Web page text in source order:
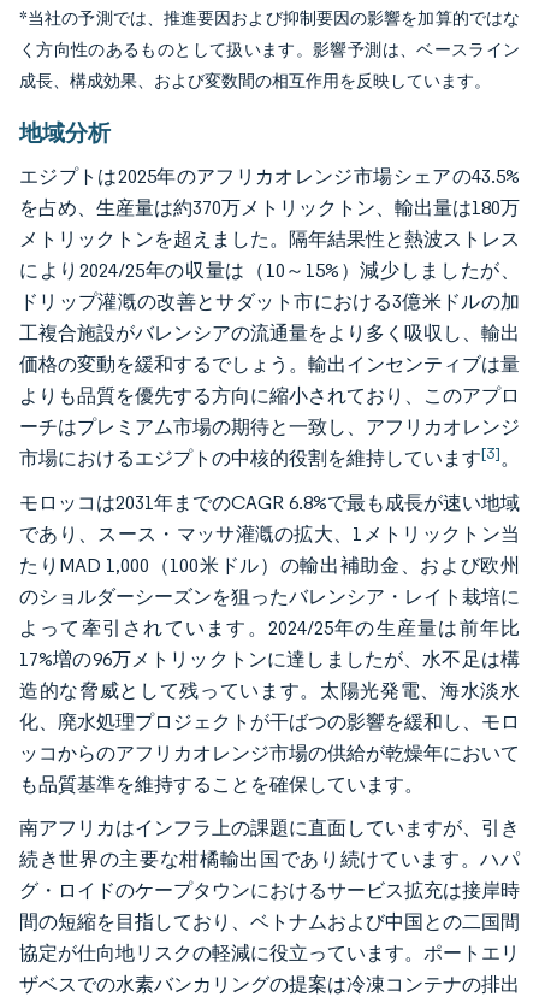
*当社の予測では、推進要因および抑制要因の影響を加算的ではな
く方向性のあるものとして扱います。影響予測は、ベースライン
成長、構成効果、および変数間の相互作用を反映しています。
地域分析
エジプトは2025年のアフリカオレンジ市場シェアの43.5%
を占め、生産量は約370万メトリックトン、輸出量は180万
メトリックトンを超えました。隔年結果性と熱波ストレス
により2024/25年の収量は（10～15%）減少しましたが、
ドリップ灌漑の改善とサダット市における3億米ドルの加
工複合施設がバレンシアの流通量をより多く吸収し、輸出
価格の変動を緩和するでしょう。輸出インセンティブは量
よりも品質を優先する方向に縮小されており、このアプロ
ーチはプレミアム市場の期待と一致し、アフリカオレンジ
市場におけるエジプトの中核的役割を維持しています[3]。
モロッコは2031年までのCAGR 6.8%で最も成長が速い地域
であり、スース・マッサ灌漑の拡大、1メトリックトン当
たりMAD 1,000（100米ドル）の輸出補助金、および欧州
のショルダーシーズンを狙ったバレンシア・レイト栽培に
よって牽引されています。2024/25年の生産量は前年比
17%増の96万メトリックトンに達しましたが、水不足は構
造的な脅威として残っています。太陽光発電、海水淡水
化、廃水処理プロジェクトが干ばつの影響を緩和し、モロ
ッコからのアフリカオレンジ市場の供給が乾燥年において
も品質基準を維持することを確保しています。
南アフリカはインフラ上の課題に直面していますが、引き
続き世界の主要な柑橘輸出国であり続けています。ハパ
グ・ロイドのケープタウンにおけるサービス拡充は接岸時
間の短縮を目指しており、ベトナムおよび中国との二国間
協定が仕向地リスクの軽減に役立っています。ポートエリ
ザベスでの水素バンカリングの提案は冷凍コンテナの排出